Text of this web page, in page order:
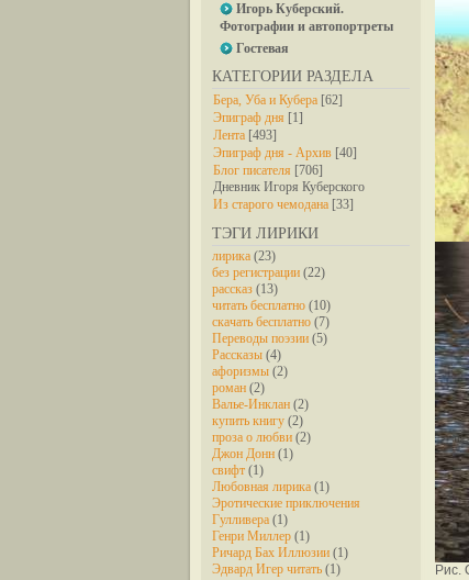
Игорь Куберский.
Фотографии и автопортреты
Гостевая
КАТЕГОРИИ РАЗДЕЛА
Бера, Уба и Кубера [62]
Эпиграф дня [1]
Лента [493]
Эпиграф дня - Архив [40]
Блог писателя [706]
Дневник Игоря Куберского
Из старого чемодана [33]
ТЭГИ ЛИРИКИ
лирика (23)
без регистрации (22)
рассказ (13)
читать бесплатно (10)
скачать бесплатно (7)
Переводы поэзии (5)
Рассказы (4)
афоризмы (2)
роман (2)
Валье-Инклан (2)
купить книгу (2)
проза о любви (2)
Джон Донн (1)
свифт (1)
Любовная лирика (1)
Эротические приключения
Гулливера (1)
Генри Миллер (1)
Ричард Бах Иллюзии (1)
Эдвард Игер читать (1)
Рис.